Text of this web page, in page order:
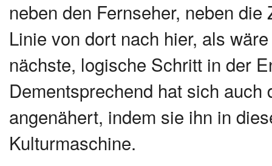
neben den Fernseher, neben
Linie von dort nach hier, als
nächste, logische Schritt in der
Dementsprechend hat sich
angenähert, indem sie ihn in
Kulturmaschine.